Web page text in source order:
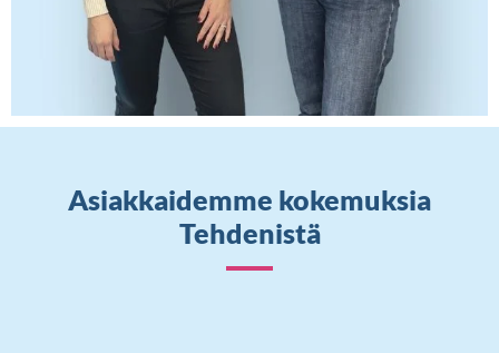
Asiakkaidemme kokemuksia
Tehdenistä